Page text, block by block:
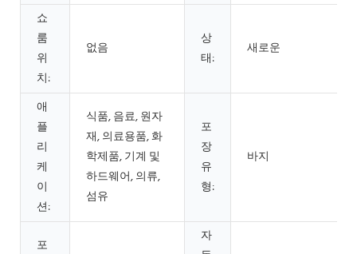
쇼
룸
위
치:
없음
상
태:
새로운
애
플
리
케
이
션:
식품, 음료, 원자
재, 의료용품, 화
학제품, 기계 및
하드웨어, 의류,
섬유
포
장
유
형:
바지
포
자